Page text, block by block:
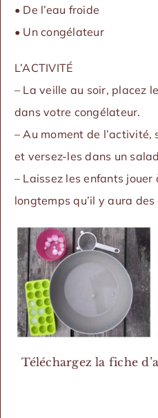
• De l’eau froide
• Un congélateur
L’ACTIVITÉ
– La veille au soir, placez
dans votre congélateur.
– Au moment de l’activité,
et versez-les dans un
– Laissez les enfants jouer
longtemps qu’il y aura des
Téléchargez la fiche